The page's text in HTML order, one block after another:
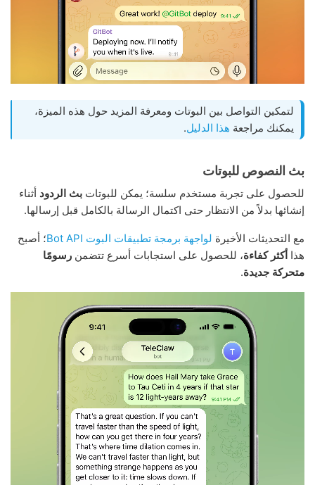
لتمكين التواصل بين البوتات ومعرفة المزيد حول هذه الميزة،
يمكنك مراجعة هذا الدليل.
بث النصوص للبوتات
للحصول على تجربة مستخدم سلسة؛ يمكن للبوتات بث الردود أثناء
إنشائها بدلاً من الانتظار حتى اكتمال الرسالة بالكامل قبل إرسالها.
مع التحديثات الأخيرة لواجهة برمجة تطبيقات البوت Bot API
؛ أصبح
هذا أكثر كفاءة، للحصول على استجابات أسرع تتضمن رسومًا
متحركة جديدة.